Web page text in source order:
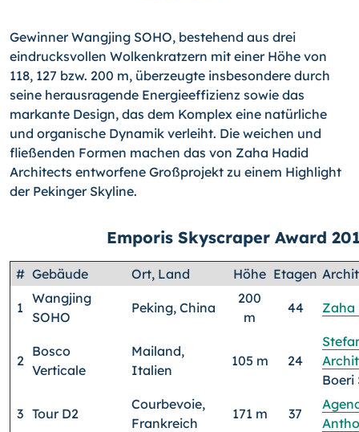
Gewinner Wangjing SOHO, bestehend aus drei
eindrucksvollen Wolkenkratzern mit ei­ner Höhe von
118, 127 bzw. 200 m, überzeugte insbesondere durch
seine herausra­gende Energieeffizienz sowie das
markante Design, das dem Komplex eine natürliche
und organische Dynamik verleiht. Die weichen und
fließenden Formen machen das von Zaha Hadid
Architects entworfene Großprojekt zu einem Highlight
der Pekinger Skyline.
Emporis Skyscraper Award
# Gebäude Ort, Land Höhe Etagen
1
Wangjing
SOHO
Peking, China
200
m
44 Zaha
2
Bosco
Verticale
Mailand,
Italien
105 m 24
Boeri
3 Tour D2
Courbevoie,
Frankreich
171 m 37